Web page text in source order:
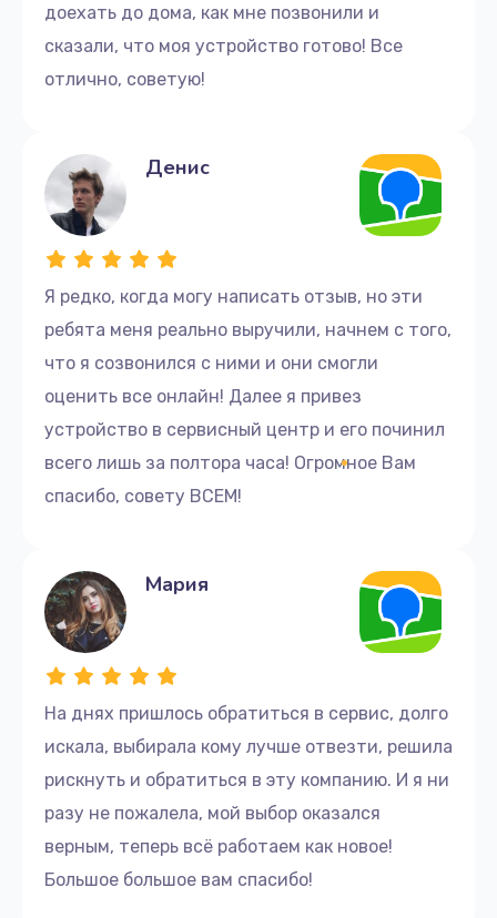
Обратитесь к нам для ремонта
Если вы заметили сбои в работе вашего
компьютера, не откладывайте ремонт, а как можно
скорее обратитесь к нам. Мы приведем ваш
компьютер в рабочее состояние.
Для заказа услуг по ремонту свяжитесь с нами по
телефону: +7 (395) 248-20-31 или приходите в
Мы ценим ваше время, поэтому обещаем быстрый и
качественный ремонт компьютера HP. Доверьте
свою технику нам и получите надежное
обслуживание с гарантией.
доехать до дома, как мне позвонили и
сказали, что моя устройство готово! Все
отлично, советую!
Я редко, когда могу написать отзыв, но эти
ребята меня реально выручили, начнем с того,
что я созвонился с ними и они смогли
оценить все онлайн! Далее я привез
устройство в сервисный центр и его починил
всего лишь за полтора часа! Огромное Вам
спасибо, совету ВСЕМ!
Денис
На днях пришлось обратиться в сервис, долго
искала, выбирала кому лучше отвезти, решила
рискнуть и обратиться в эту компанию. И я ни
разу не пожалела, мой выбор оказался
верным, теперь всё работаем как новое!
Большое большое вам спасибо!
Мария